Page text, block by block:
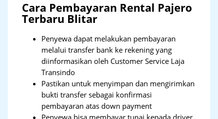
Cara Pembayaran Rental Pajero
Terbaru Blitar
Penyewa dapat melakukan pembayaran
melalui transfer bank ke rekening yang
diinformasikan oleh Customer Service Laja
Transindo
Pastikan untuk menyimpan dan mengirimkan
bukti transfer sebagai konfirmasi
pembayaran atas down payment